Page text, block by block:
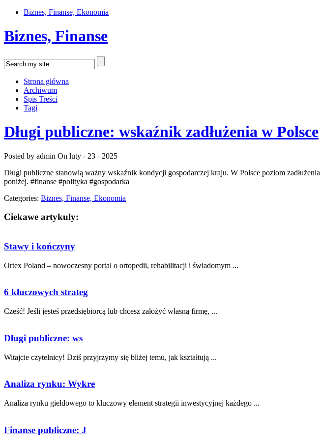
Biznes, Finanse, Ekonomia
Biznes, Finanse
Strona główna
Archiwum
Spis Treści
Tagi
Długi publiczne: wskaźnik zadłużenia w Polsce
Posted by admin On luty - 23 - 2025
Długi publiczne stanowią ważny wskaźnik kondycji gospodarczej kraju. W Polsce poziom
poniżej. #finanse #polityka #gospodarka
Categories: Biznes, Finanse, Ekonomia
Ciekawe artykuly:
Stawy i kończyny
Ortex Poland – nowoczesny portal o ortopedii, rehabilitacji i świadomym ...
6 kluczowych strateg
Cześć! Jeśli jesteś przedsiębiorcą lub chcesz założyć własną firmę, ...
Długi publiczne: ws
Witajcie czytelnicy! Dziś przyjrzymy się ⁢bliżej temu, jak kształtują ...
Analiza rynku: Wykre
Analiza rynku giełdowego to kluczowy element strategii inwestycyjnej ‍każdego‍ ...
Finanse publiczne: J